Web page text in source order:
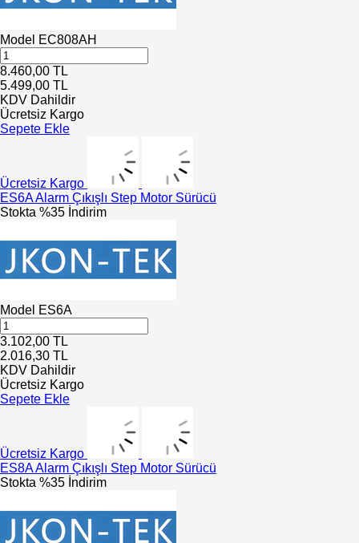
Model EC808AH
8.460,00 TL
5.499,00 TL
KDV Dahildir
Ücretsiz Kargo
Sepete Ekle
Ücretsiz Kargo
ES6A Alarm Çıkışlı Step Motor Sürücü
Stokta %35 İndirim
Model ES6A
3.102,00 TL
2.016,30 TL
KDV Dahildir
Ücretsiz Kargo
Sepete Ekle
Ücretsiz Kargo
ES8A Alarm Çıkışlı Step Motor Sürücü
Stokta %35 İndirim